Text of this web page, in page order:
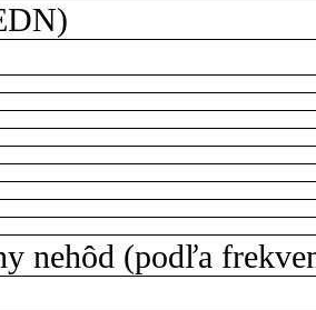
nehôd (podľa